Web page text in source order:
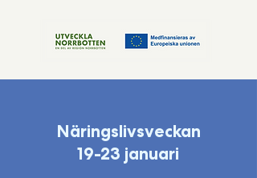
Näringslivsveckan
19-23 januari